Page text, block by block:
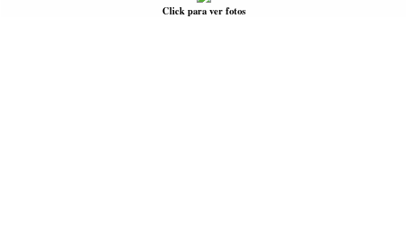
Click para ver fotos